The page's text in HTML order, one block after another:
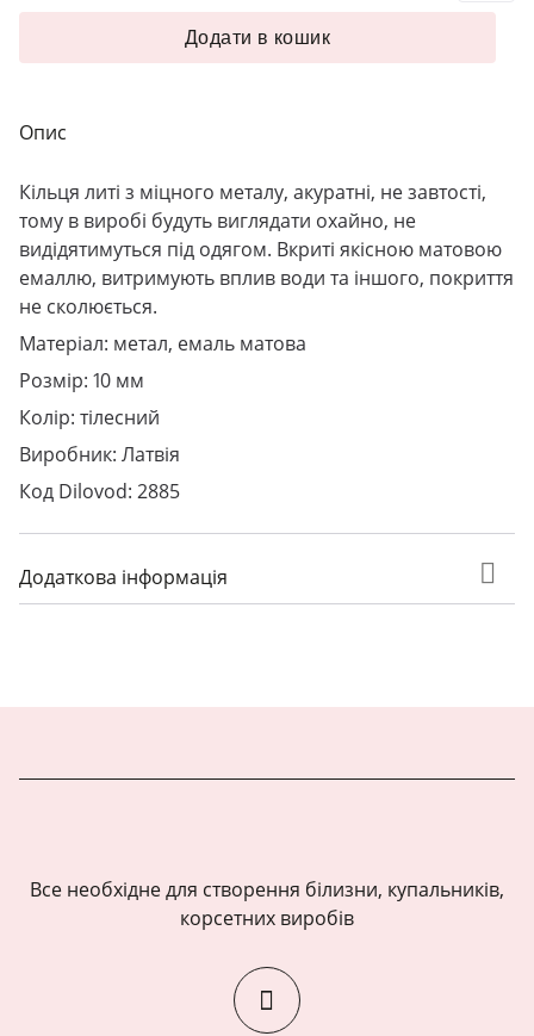
Опис
Кільця литі з міцного металу, акуратні, не завтості,
тому в виробі будуть виглядати охайно, не
видідятимуться під одягом. Вкриті якісною матовою
емаллю, витримують вплив води та іншого, покриття
не сколюється.
Матеріал: метал, емаль матова
Розмір: 10 мм
Колір: тілесний
Виробник: Латвія
Код Dilovod: 2885
Додаткова інформація
Додати в кошик
Все необхідне для створення білизни, купальників,
корсетних виробів